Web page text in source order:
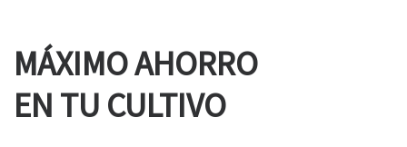
MÁXIMO AHORRO
EN TU CULTIVO